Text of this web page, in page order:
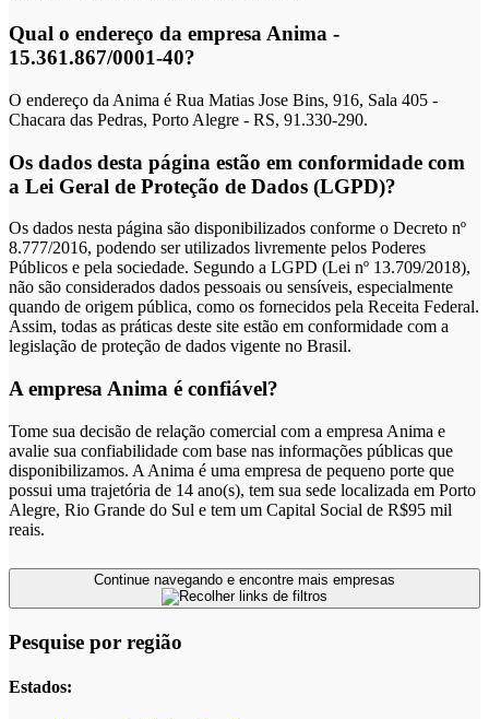
Qual o endereço da empresa Anima -
15.361.867/0001-40?
O endereço da Anima é Rua Matias Jose Bins, 916, Sala 405 -
Chacara das Pedras, Porto Alegre - RS, 91.330-290.
Os dados desta página estão em conformidade com
a Lei Geral de Proteção de Dados (LGPD)?
Os dados nesta página são disponibilizados conforme o Decreto nº
8.777/2016, podendo ser utilizados livremente pelos Poderes
Públicos e pela sociedade. Segundo a LGPD (Lei nº 13.709/2018),
não são considerados dados pessoais ou sensíveis, especialmente
quando de origem pública, como os fornecidos pela Receita Federal.
Assim, todas as práticas deste site estão em conformidade com a
legislação de proteção de dados vigente no Brasil.
A empresa Anima é confiável?
Tome sua decisão de relação comercial com a empresa Anima e
avalie sua confiabilidade com base nas informações públicas que
disponibilizamos. A Anima é uma empresa de pequeno porte que
possui uma trajetória de 14 ano(s), tem sua sede localizada em Porto
Alegre, Rio Grande do Sul e tem um Capital Social de R$95 mil
reais.
Pesquise por região
Estados: